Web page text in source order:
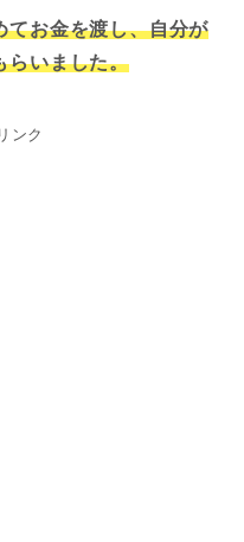
てお金を渡し、自分が
らいました。
ンク